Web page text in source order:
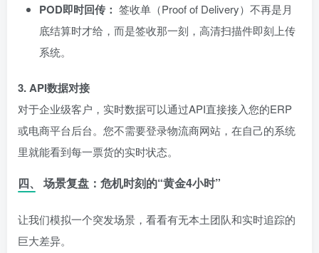
POD即时回传： 签收单（Proof of Delivery）不再是月
底结算时才给，而是签收那一刻，高清扫描件即刻上传
系统。
3. API数据对接
对于企业级客户，实时数据可以通过API直接接入您的ERP
或电商平台后台。您不需要登录物流商网站，在自己的系统
里就能看到每一票货的实时状态。
四、 场景复盘：危机时刻的“黄金4小时”
让我们模拟一个突发场景，看看有无本土团队和实时追踪的
巨大差异。